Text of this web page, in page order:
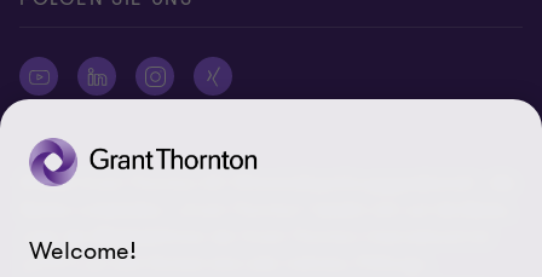
© 2026 Grant Thornton AG Wirtschaftsprüfungsgesellschaft - Alle
unter der Mitgliedsfirmen der Grant Thornton International Ltd
(„GTIL“), je nach Kontext eine oder mehrere, Prüfungs-,
Welcome!